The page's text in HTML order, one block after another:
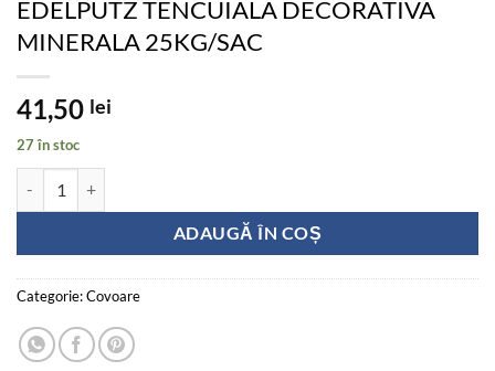
EDELPUTZ TENCUIALA DECORATIVA
MINERALA 25KG/SAC
41,50 lei
27 în stoc
Cantitate EDELPUTZ TENCUIALA DECORATIVA MINERALA 25KG/
ADAUGĂ ÎN COȘ
Categorie:Covoare